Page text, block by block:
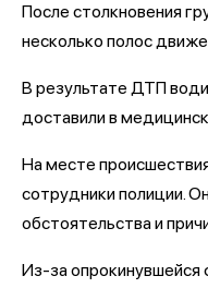
После столкновения
несколько полос
В результате ДТП
доставили в
На месте
сотрудники полиции.
обстоятельства и
Из-за